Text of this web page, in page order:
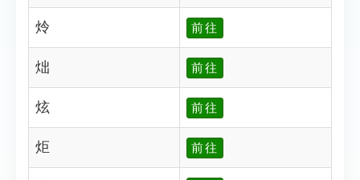
炩 前往
炪 前往
炫 前往
炬 前往